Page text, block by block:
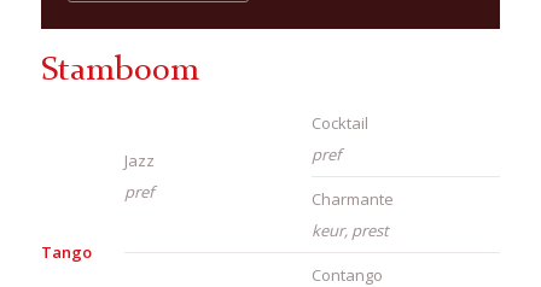
Stamboom
Tango
Jazz
pref
Cocktail
pref
Charmante
keur, prest
Contango